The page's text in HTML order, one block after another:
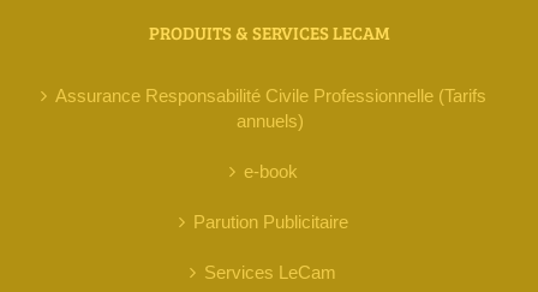
PRODUITS & SERVICES LECAM
Assurance Responsabilité Civile Professionnelle (Tarifs
annuels)
e-book
Parution Publicitaire
Services LeCam